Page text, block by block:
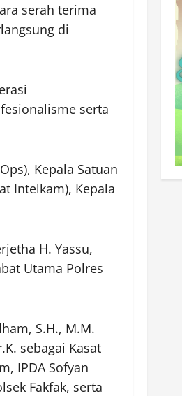
serah terima
di
serta
Kepala Satuan
Intelkam), Kepala
H. Yassu,
Utama Polres
S.H., M.M.
sebagai Kasat
IPDA Sofyan
Fakfak, serta